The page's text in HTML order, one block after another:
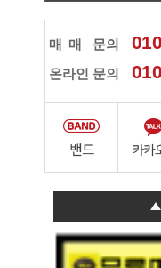
매매 문의
온라인 문의